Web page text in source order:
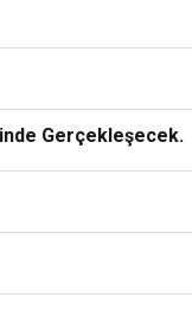
Gerçekleşecek.